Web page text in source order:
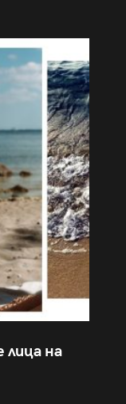
лица на